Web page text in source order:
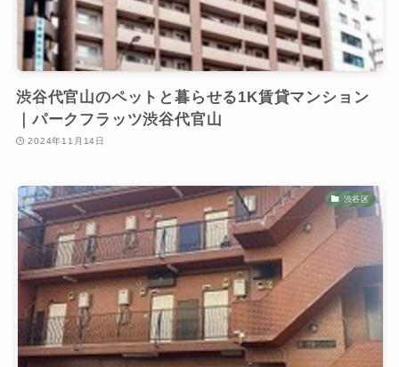
渋谷代官山のペットと暮らせる1K賃貸マンション
｜パークフラッツ渋谷代官山
2024年11月14日
渋谷区